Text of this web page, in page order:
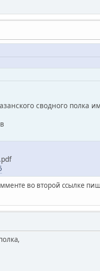
сводного полка
во второй ссылке